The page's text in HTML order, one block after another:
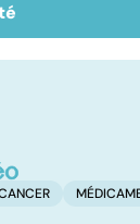
: prévenir le
à l'acte